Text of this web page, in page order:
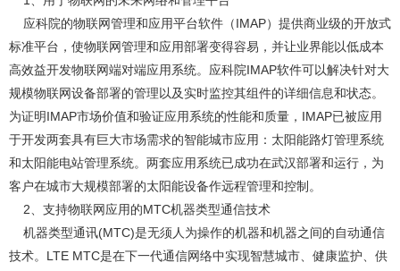
应科院的物联网管理和应用平台软件（IMAP）提供商业级的开放式
标准平台，使物联网管理和应用部署变得容易，并让业界能以低成本
高效益开发物联网端对端应用系统。应科院IMAP软件可以解决针对大
规模物联网设备部署的管理以及实时监控其组件的详细信息和状态。
为证明IMAP市场价值和验证应用系统的性能和质量，IMAP已被应用
于开发两套具有巨大市场需求的智能城市应用：太阳能路灯管理系统
和太阳能电站管理系统。两套应用系统已成功在武汉部署和运行，为
客户在城市大规模部署的太阳能设备作远程管理和控制。
2、支持物联网应用的MTC机器类型通信技术
机器类型通讯(MTC)是无须人为操作的机器和机器之间的自动通信
技术。LTE MTC是在下一代通信网络中实现智慧城市、健康监护、供